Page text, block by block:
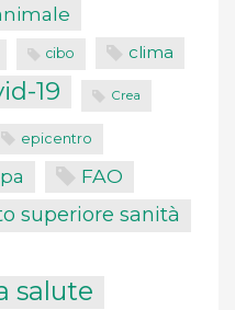
cibo clima
19 Crea
epicentro
FAO
superiore sanità
salute